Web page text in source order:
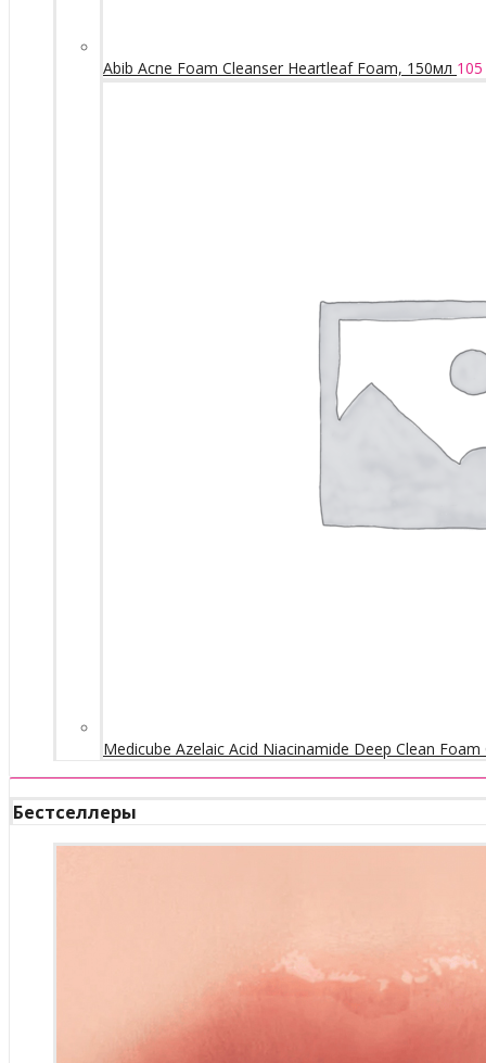
Abib Acne Foam Cleanser Heartleaf Foam, 150мл
Medicube Azelaic Acid Niacinamide Deep Clean Foam
Бестселлеры